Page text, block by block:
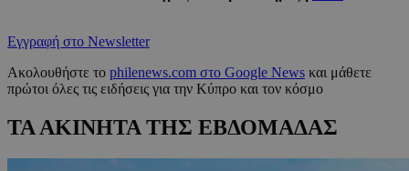
Εγγραφή στο Newsletter
Ακολουθήστε το philenews.com στο Google News και μάθετε
πρώτοι όλες τις ειδήσεις για την Κύπρο και τον κόσμο
ΤΑ ΑΚΙΝΗΤΑ ΤΗΣ ΕΒΔΟΜΑΔΑΣ